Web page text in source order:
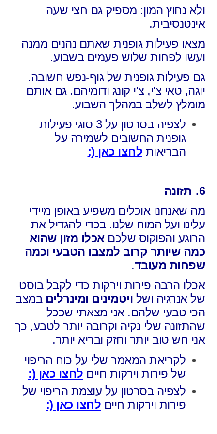
ולא נחוץ המון: מספיק גם חצי שעה
אינטנסיבית.
מצאו פעילות גופנית שאתם נהנים ממנה
ועשו לפחות שלוש פעמים בשבוע.
גם פעילות גופנית של גוף-נפש חשובה.
יוגה, טאי צ'י, צ'י קונג ודומיהם. גם אותם
מומלץ לשלב במהלך השבוע.
לצפיה בסרטון על 3 סוגי פעילות
גופנית החשובים לשמירה על
הבריאות לחצו כאן (:
6. תזונה
מה שאנחנו אוכלים משפיע באופן מיידי
עלינו ועל המוח שלנו. בכדי להגדיל את
הרוגע והפוקוס שלכםאכלו מזון שהוא
כמה שיותר קרוב למצבו הטבעי וכמה
שפחות מעובד.
אכלו הרבה פירות וירקות כדי לקבל בוסט
של אנרגיה ושל ויטמינים ומינרליםבמצב
הכי טבעי שלהם. אני מצאתי שככל
שהתזונה שלי נקיה וקרובה יותר לטבע, כך
אני חש טוב יותר וחזק ובריא יותר.
לקריאת המאמר שלי על כוח הריפוי
של פירות וירקות חיים לחצו כאן (:
לצפיה בסרטון על עוצמת הריפוי של
פירות וירקות חיים לחצו כאן (: